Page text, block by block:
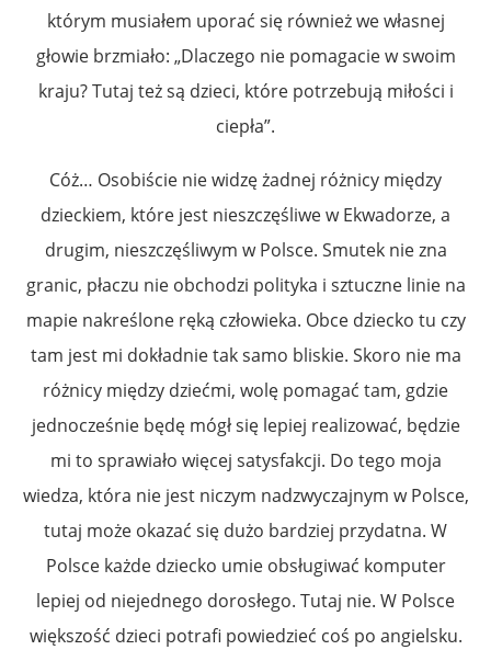
którym musiałem uporać się również we własnej
głowie brzmiało: „Dlaczego nie pomagacie w swoim
kraju? Tutaj też są dzieci, które potrzebują miłości i
ciepła”.
Cóż… Osobiście nie widzę żadnej różnicy między
dzieckiem, które jest nieszczęśliwe w Ekwadorze, a
drugim, nieszczęśliwym w Polsce. Smutek nie zna
granic, płaczu nie obchodzi polityka i sztuczne linie na
mapie nakreślone ręką człowieka. Obce dziecko tu czy
tam jest mi dokładnie tak samo bliskie. Skoro nie ma
różnicy między dziećmi, wolę pomagać tam, gdzie
jednocześnie będę mógł się lepiej realizować, będzie
mi to sprawiało więcej satysfakcji. Do tego moja
wiedza, która nie jest niczym nadzwyczajnym w Polsce,
tutaj może okazać się dużo bardziej przydatna. W
Polsce każde dziecko umie obsługiwać komputer
lepiej od niejednego dorosłego. Tutaj nie. W Polsce
większość dzieci potrafi powiedzieć coś po angielsku.